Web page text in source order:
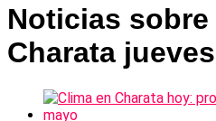
Noticias
Charata